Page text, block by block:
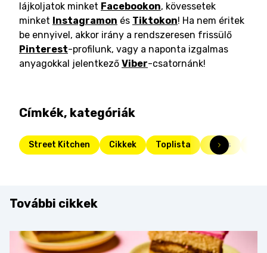
lájkoljatok minket Facebookon, kövessetek
minket Instagramon és Tiktokon! Ha nem éritek
be ennyivel, akkor irány a rendszeresen frissülő
Pinterest-profilunk, vagy a naponta izgalmas
anyagokkal jelentkező Viber-csatornánk!
Címkék, kategóriák
Street Kitchen Cikkek Toplista Friss
További cikkek